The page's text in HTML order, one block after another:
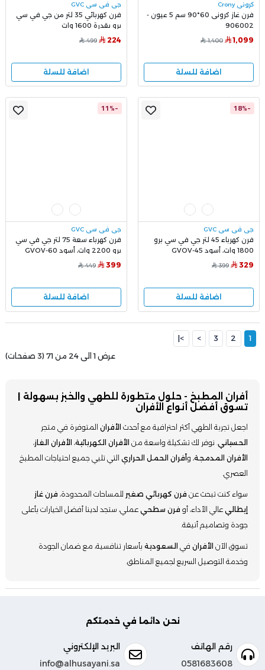
كروني Crony
فرن غاز كرونى 60*90 سم 5 عيون -
906002
1,099
1,400
اضافة للسلة
جي في سي GVC
فرن كهربائي 35 لتر من جي في سي
برو بقدرة 1600 وات
224
499
اضافة للسلة
-18%
جي في سي GVC
فرن كهرباء 45 لتر جي في سي برو
1800 وات، أسود GVOV-45
329
399
اضافة للسلة
-11%
جي في سي GVC
فرن كهرباء سعة 75 لتر جي في سي
برو 2200 وات، أسود GVOV-60
399
449
اضافة للسلة
1
2
3
>
>|
عرض 1 الى 24 من 71 (3 صفحات)
أفران المطبخ - حلول متطورة للطهي والخبز بسهولة |
تسوق أفضل أنواع الأفران
اجعل تجربة الطهي أكثر احترافية مع أحدث الأفران المتوفرة في متجر
الحسياني . نوفر لك تشكيلة واسعة من الأفران الكهربائية، الأفران الغاز،
الأفران المدمجة، وأفران الحمل الحراري التي تلبي جميع احتياجات المطبخ
العصري.
سواء كنت تبحث عن فرن كهربائي صغير للمساحات المحدودة، فرن غاز
إيطالي عالي الأداء، أو فرن سطحي عملي، ستجد لدينا أفضل الخيارات بأعلى
جودة وتصاميم أنيقة.
تسوق الآن الأفران في السعودية بأسعار تنافسية، مع ضمان الجودة
وخدمة التوصيل السريع لجميع المناطق.
نحن دائما في خدمتكم
رقم الهاتف
0581683608
البريد الإلكتروني
info@alhusayani.sa